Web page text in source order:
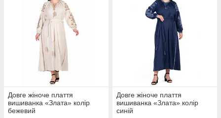
Довге жіноче плаття
вишиванка «Злата» колір
бежевий
Довге жіноче плаття
вишиванка «Злата» колір
синій